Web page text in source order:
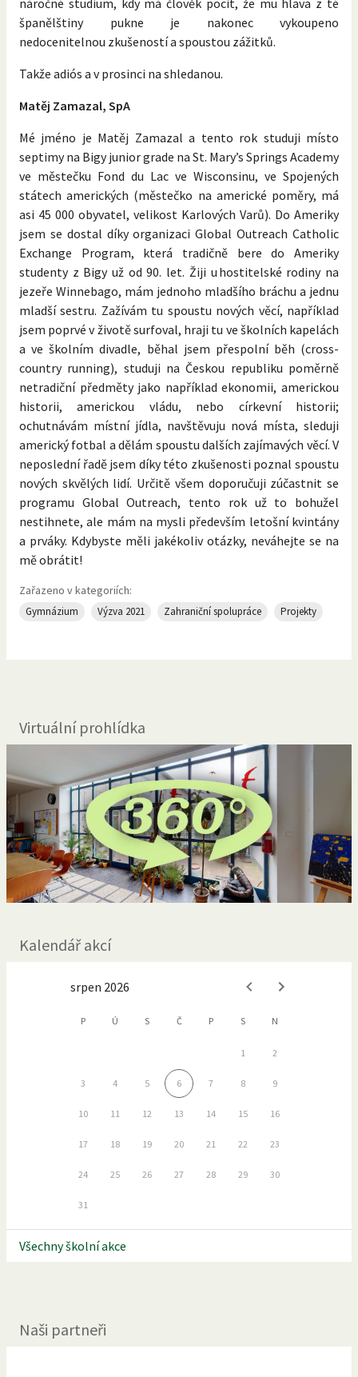
španělštiny pukne je nakonec vykoupeno
nedocenitelnou zkušeností a spoustou zážitků.
Takže adiós a v prosinci na shledanou.
Matěj Zamazal, SpA
Mé jméno je Matěj Zamazal a tento rok studuji místo
septimy na Bigy junior grade na St. Mary’s Springs Academy
ve městečku Fond du Lac ve Wisconsinu, ve Spojených
státech amerických (městečko na americké poměry, má
asi 45 000 obyvatel, velikost Karlových Varů). Do Ameriky
jsem se dostal díky organizaci Global Outreach Catholic
Exchange Program, která tradičně bere do Ameriky
studenty z Bigy už od 90. let. Žiji u hostitelské rodiny na
jezeře Winnebago, mám jednoho mladšího bráchu a jednu
mladší sestru. Zažívám tu spoustu nových věcí, například
jsem poprvé v životě surfoval, hraji tu ve školních kapelách
a ve školním divadle, běhal jsem přespolní běh (cross-
country running), studuji na Českou republiku poměrně
netradiční předměty jako například ekonomii, americkou
historii, americkou vládu, nebo církevní historii;
ochutnávám místní jídla, navštěvuju nová místa, sleduji
americký fotbal a dělám spoustu dalších zajímavých věcí. V
neposlední řadě jsem díky této zkušenosti poznal spoustu
nových skvělých lidí. Určitě všem doporučuji zúčastnit se
programu Global Outreach, tento rok už to bohužel
nestihnete, ale mám na mysli především letošní kvintány
a prváky. Kdybyste měli jakékoliv otázky, neváhejte se na
mě obrátit!
Zařazeno v kategoriích:
Gymnázium Výzva 2021 Zahraniční spolupráce Projekty
Virtuální prohlídka
Kalendář akcí
srpen 2026
P Ú S Č P S N
1 2
3 4 5 6 7 8 9
10 11 12 13 14 15 16
17 18 19 20 21 22 23
24 25 26 27 28 29 30
31
Všechny školní akce
Naši partneři